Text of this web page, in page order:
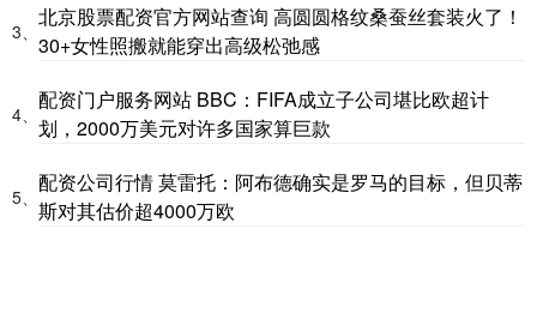
3、
北京股票配资官方网站查询 高圆圆格纹桑蚕丝套装火了！
30+女性照搬就能穿出高级松弛感
4、
配资门户服务网站 BBC：FIFA成立子公司堪比欧超计
划，2000万美元对许多国家算巨款
5、
配资公司行情 莫雷托：阿布德确实是罗马的目标，但贝蒂
斯对其估价超4000万欧